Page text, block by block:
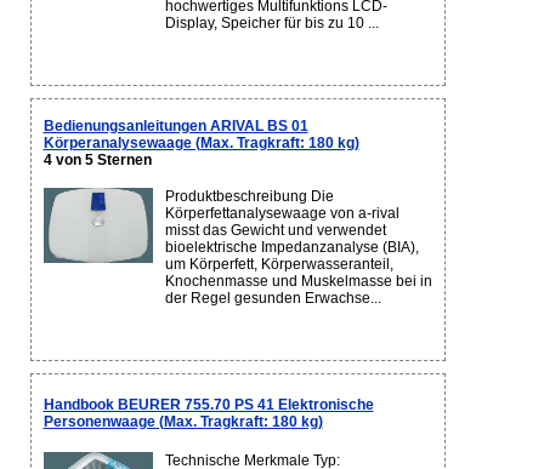
hochwertiges Multifunktions LCD-
Display, Speicher für bis zu 10 ...
Bedienungsanleitungen ARIVAL BS 01
Körperanalysewaage (Max. Tragkraft: 180 kg)
4 von 5 Sternen
Produktbeschreibung Die
Körperfettanalysewaage von a-rival
misst das Gewicht und verwendet
bioelektrische Impedanzanalyse (BIA),
um Körperfett, Körperwasseranteil,
Knochenmasse und Muskelmasse bei in
der Regel gesunden Erwachse...
Handbook BEURER 755.70 PS 41 Elektronische
Personenwaage (Max. Tragkraft: 180 kg)
Technische Merkmale Typ: